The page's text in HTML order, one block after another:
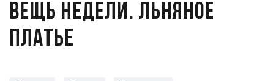
Вещь недели. Льняное
платье